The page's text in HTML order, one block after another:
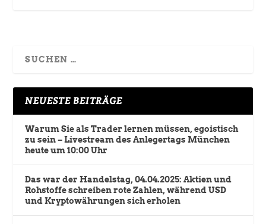
NEUESTE BEITRÄGE
Warum Sie als Trader lernen müssen, egoistisch
zu sein – Livestream des Anlegertags München
heute um 10:00 Uhr
Das war der Handelstag, 04.04.2025: Aktien und
Rohstoffe schreiben rote Zahlen, während USD
und Kryptowährungen sich erholen